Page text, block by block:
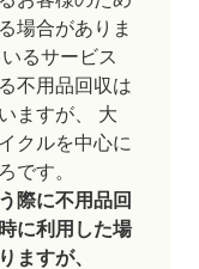
場合がありま
るサービス
不用品回収は
ますが、 大
クルを中心に
です。
際に不用品回
に利用した場
ますが、